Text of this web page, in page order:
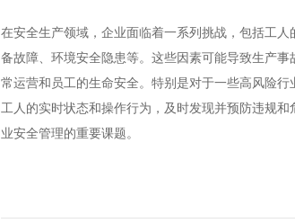
在安全生产领域，企业面临着一系列挑战，包括工人
备故障、环境安全隐患等。这些因素可能导致生产事
常运营和员工的生命安全。特别是对于一些高风险行
工人的实时状态和操作行为，及时发现并预防违规和
业安全管理的重要课题。